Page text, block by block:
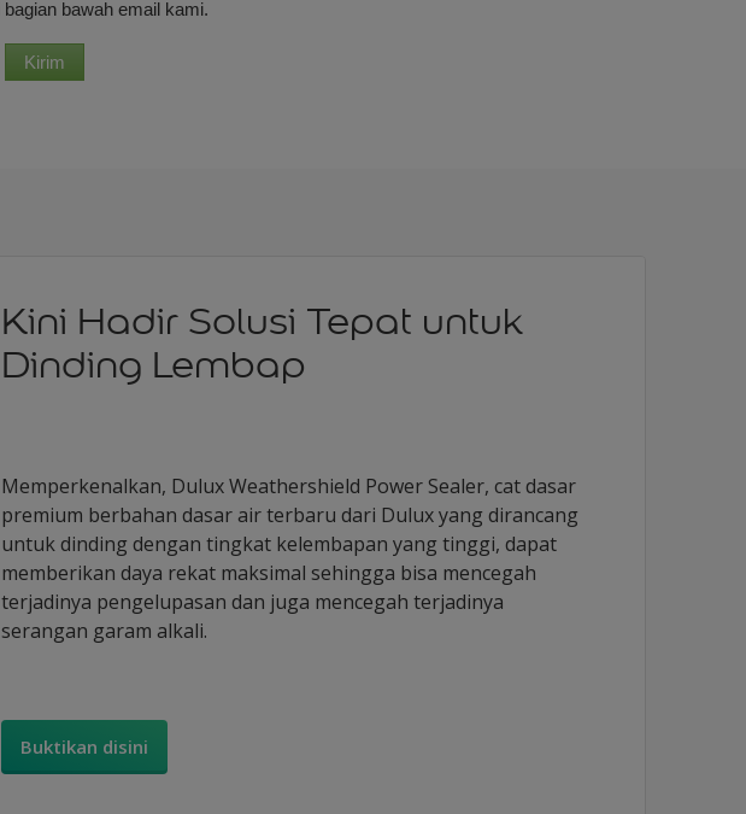
Kini Hadir Solusi Tepat untuk
Dinding Lembap
Memperkenalkan, Dulux Weathershield Power Sealer, cat dasar
premium berbahan dasar air terbaru dari Dulux yang dirancang
untuk dinding dengan tingkat kelembapan yang tinggi, dapat
memberikan daya rekat maksimal sehingga bisa mencegah
terjadinya pengelupasan dan juga mencegah terjadinya
serangan garam alkali.
Buktikan disini